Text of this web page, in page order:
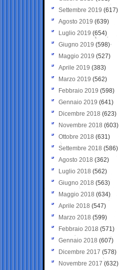
Settembre 2019 (617)
Agosto 2019 (639)
Luglio 2019 (654)
Giugno 2019 (598)
Maggio 2019 (527)
Aprile 2019 (383)
Marzo 2019 (562)
Febbraio 2019 (598)
Gennaio 2019 (641)
Dicembre 2018 (623)
Novembre 2018 (603)
Ottobre 2018 (631)
Settembre 2018 (586)
Agosto 2018 (362)
Luglio 2018 (562)
Giugno 2018 (563)
Maggio 2018 (634)
Aprile 2018 (547)
Marzo 2018 (599)
Febbraio 2018 (571)
Gennaio 2018 (607)
Dicembre 2017 (578)
Novembre 2017 (632)